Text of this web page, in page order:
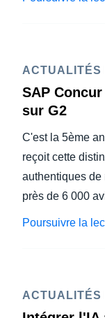
ACTUALITÉS
SAP
sur G2
C'est la 5ème
reçoit cette
authentiques de
près de 6 000
Poursuivre la
ACTUALITÉS